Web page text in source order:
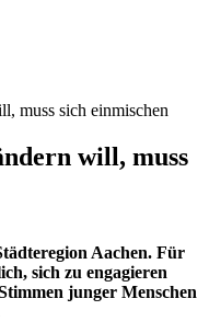
muss sich einmischen
will, muss
Aachen. Für
sich zu engagieren
junger Menschen